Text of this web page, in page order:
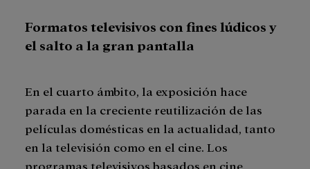
Formatos televisivos con fines lúdicos y
el salto a la gran pantalla
En el cuarto ámbito, la exposición hace
parada en la creciente reutilización de las
películas domésticas en la actualidad, tanto
en la televisión como en el cine. Los
programas televisivos basados en cine